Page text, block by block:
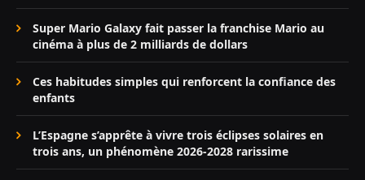
Super Mario Galaxy fait passer la franchise Mario au
cinéma à plus de 2 milliards de dollars
Ces habitudes simples qui renforcent la confiance des
enfants
L’Espagne s’apprête à vivre trois éclipses solaires en
trois ans, un phénomène 2026-2028 rarissime